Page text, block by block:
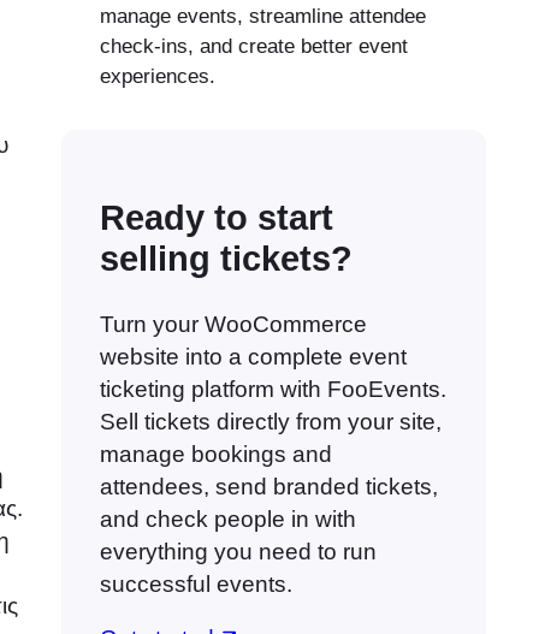
manage events, streamline attendee
check-ins, and create better event
experiences.
Ready to start
selling tickets?
Turn your WooCommerce
website into a complete event
ticketing platform with FooEvents.
Sell tickets directly from your site,
manage bookings and
attendees, send branded tickets,
and check people in with
everything you need to run
successful events.